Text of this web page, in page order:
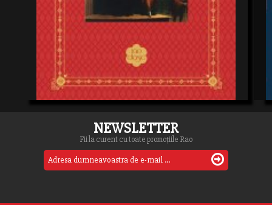
NEWSLETTER
Fii la curent cu toate promoțiile Rao